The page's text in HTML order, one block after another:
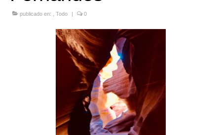
Quedate con nosotras
publicado en: Todo | 0